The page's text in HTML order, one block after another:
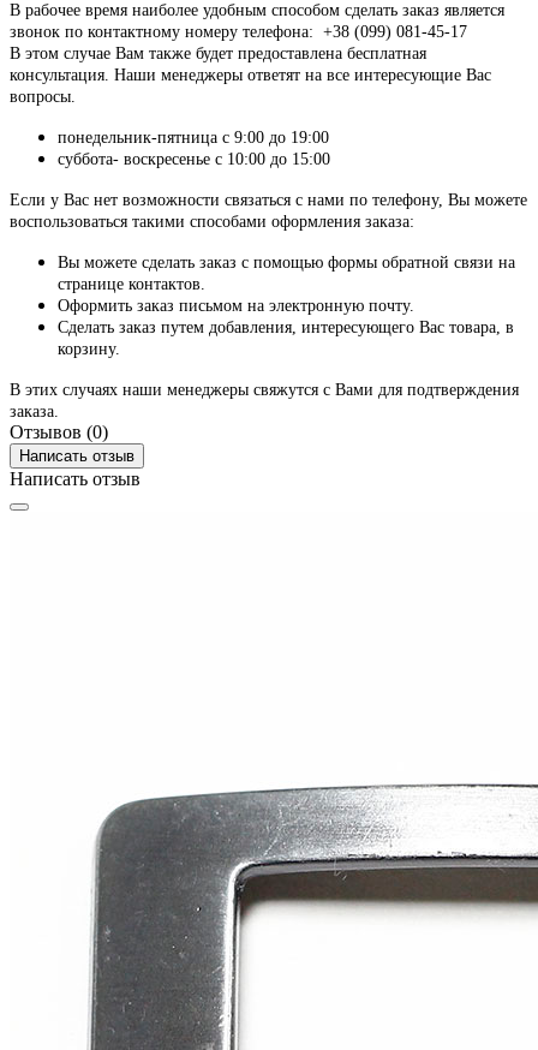
В рабочее время наиболее удобным способом сделать заказ является
звонок по контактному номеру телефона: +38 (099) 081-45-17
В этом случае Вам также будет предоставлена бесплатная
консультация. Наши менеджеры ответят на все интересующие Вас
вопросы.
понедельник-пятница с 9:00 до 19:00
суббота- воскресенье с 10:00 до 15:00
Если у Вас нет возможности связаться с нами по телефону, Вы можете
воспользоваться такими способами оформления заказа:
Вы можете сделать заказ с помощью формы обратной связи на
странице контактов.
Оформить заказ письмом на электронную почту.
Сделать заказ путем добавления, интересующего Вас товара, в
корзину.
В этих случаях наши менеджеры свяжутся с Вами для подтверждения
заказа.
Отзывов (0)
Написать отзыв
Написать отзыв